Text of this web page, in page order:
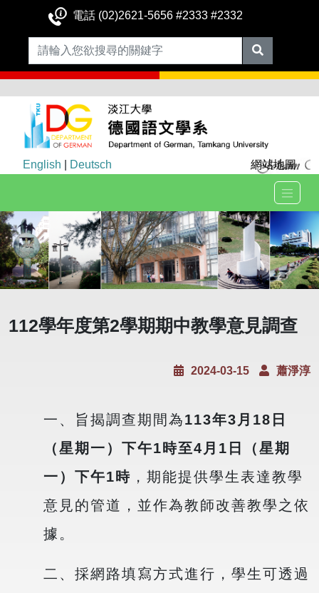
電話 (02)2621-5656 #2333 #2332
English Deutsch 網站地圖
112學年度第2學期期中教學意見調查
2024-03-15 蕭淨淳
一、旨揭調查期間為113年3 月 18 日
（星期一）下午1 時至4 月 1 日（星期
一）下午1 時 ，期能提供學生表達教學
意見的管道，並作為教師改善教學之依
據。
二、採網路填寫方式進行，學生可透過